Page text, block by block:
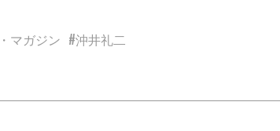
マガジン #沖井礼二